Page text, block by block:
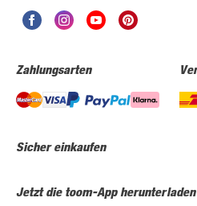
Zahlungsarten
Sicher einkaufen
Jetzt die toom-App herunterladen